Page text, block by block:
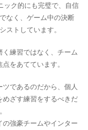
ック的にも完璧で、自信
なく、ゲーム中の決断
ストしています。
練習ではなく、チーム
をあてています。
であるのだから、個人
ざす練習をするべきだ
強豪チームやインター